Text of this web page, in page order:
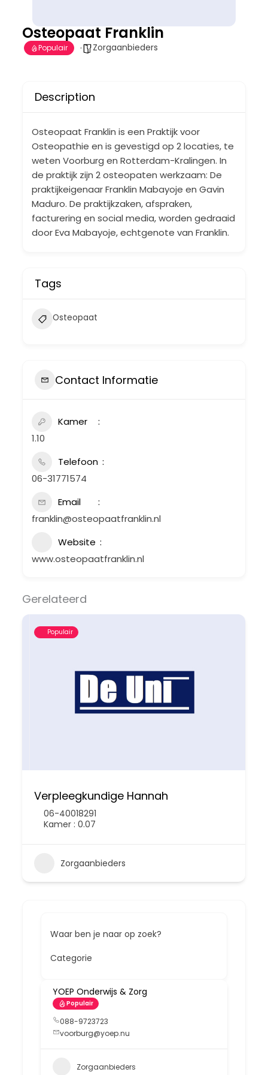
Osteopaat Franklin
Populair Zorgaanbieders
Description
Osteopaat Franklin is een Praktijk voor
Osteopathie en is gevestigd op 2 locaties, te
weten Voorburg en Rotterdam-Kralingen. In
de praktijk zijn 2 osteopaten werkzaam: De
praktijkeigenaar Franklin Mabayoje en Gavin
Maduro. De praktijkzaken, afspraken,
facturering en social media, worden gedraaid
door Eva Mabayoje, echtgenote van Franklin.
Tags
Osteopaat
Contact Informatie
Kamer
1.10
Telefoon
06-31771574
Email
franklin@osteopaatfranklin.nl
Website
www.osteopaatfranklin.nl
Gerelateerd
Populair
Verpleegkundige Hannah
06-40018291
Kamer : 0.07
Zorgaanbieders
Waar ben je naar op zoek?
Categorie
YOEP Onderwijs & Zorg
Populair
088-9723723
voorburg@yoep.nu
Zorgaanbieders